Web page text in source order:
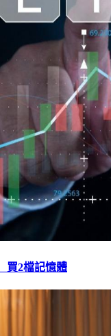
買2檔記憶體